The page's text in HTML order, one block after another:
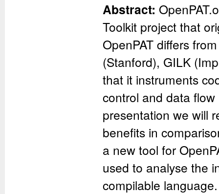
Abstract:
Toolkit project that
OpenPAT differs
(Stanford), GILK
that it instruments
control and data
presentation we will
benefits in
a new tool for
used to analyse the
compilable language.